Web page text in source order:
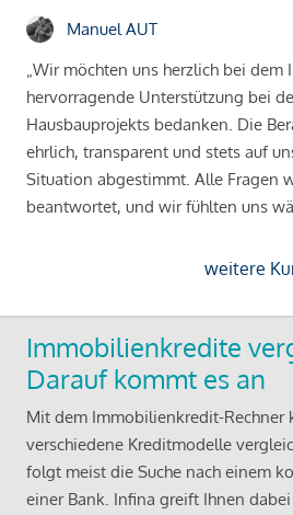
Manuel AUT
„Wir möchten uns herzlich bei dem
hervorragende Unterstützung bei
Hausbauprojekts bedanken. Die
ehrlich, transparent und stets auf
Situation abgestimmt. Alle Fragen
beantwortet, und wir fühlten uns
weitere
Immobilienkredite
Darauf kommt es an
Mit dem Immobilienkredit-Rechner
verschiedene Kreditmodelle
folgt meist die Suche nach einem
einer Bank. Infina greift Ihnen